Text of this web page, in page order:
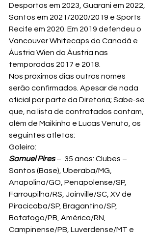
Desportos em 2023, Guarani em 2022,
Santos em 2021/2020/2019 e Sports
Recife em 2020. Em 2019 defendeu o
Vancouver Whitecaps do Canadá e
Áustria Wien da Áustria nas
temporadas 2017 e 2018.
Nos próximos dias outros nomes
serão confirmados. Apesar de nada
oficial por parte da Diretoria; Sabe-se
que, na lista de contratados contam,
além de Maikinho e Lucas Venuto, os
seguintes atletas:
Goleiro:
Samuel Pires –  35 anos: Clubes –
Santos (Base), Uberaba/MG,
Anapolina/GO, Penapolense/SP,
Farroupilha/RS, Joinville/SC, XV de
Piracicaba/SP, Bragantino/SP,
Botafogo/PB, América/RN,
Campinense/PB, Luverdense/MT e